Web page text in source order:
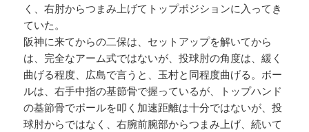
く、右肘からつまみ上げてトップポジションに入ってき
ていた。
阪神に来てからの二保は、セットアップを解いてから
は、完全なアーム式ではないが、投球肘の角度は、緩く
曲げる程度、広島で言うと、玉村と同程度曲げる。ボー
ルは、右手中指の基節骨で握っているが、トップハンド
の基節骨でボールを叩く加速距離は十分ではないが、投
球肘からではなく、右腕前腕部からつまみ上げ、続いて